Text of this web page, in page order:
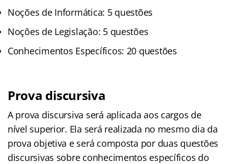
Noções de Informática: 5 questões
Noções de Legislação: 5 questões
Conhecimentos Específicos: 20 questões
Prova discursiva
A prova discursiva será aplicada aos cargos de
nível superior. Ela será realizada no mesmo dia da
prova objetiva e será composta por duas questões
discursivas sobre conhecimentos específicos do